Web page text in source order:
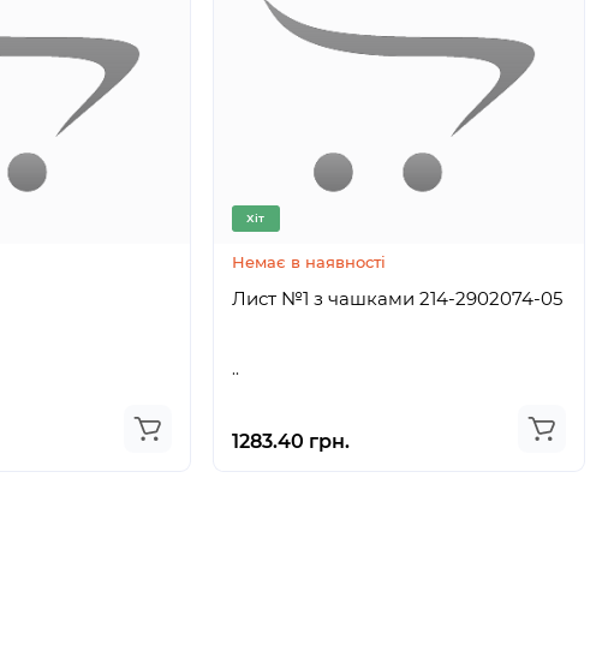
Хіт
Немає в наявності
Лист №1 з чашками 214-2902074-05
..
1283.40 грн.